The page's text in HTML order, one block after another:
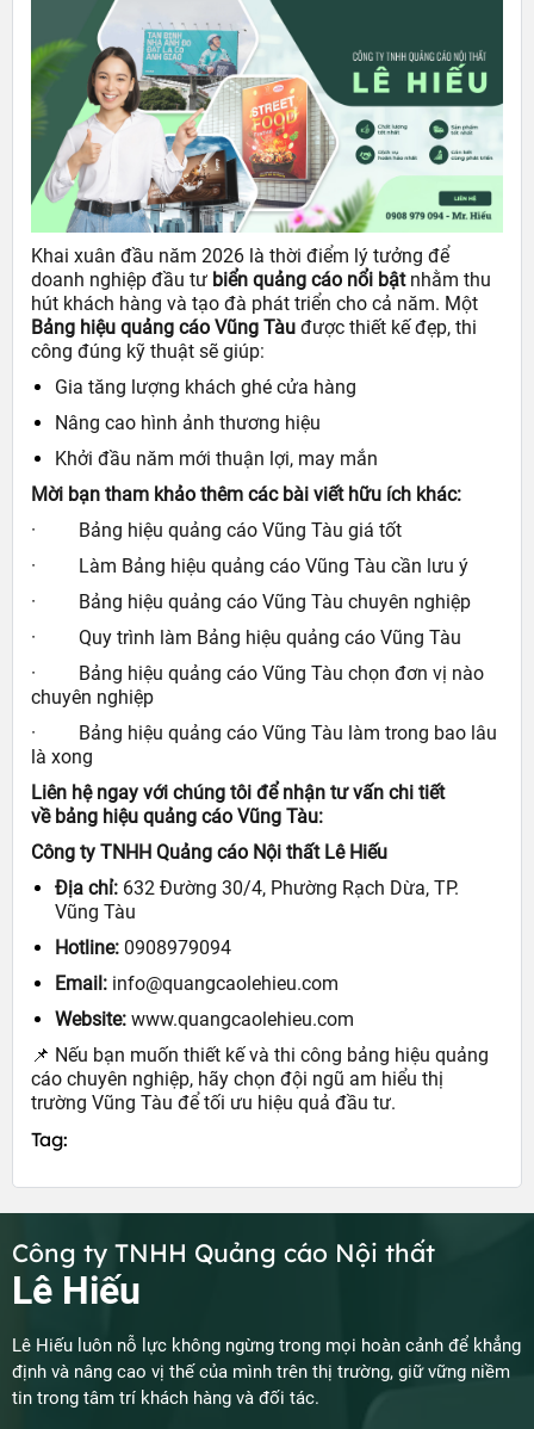
Khai xuân đầu năm 2026 là thời điểm lý tưởng để
doanh nghiệp đầu tư biển quảng cáo nổi bậtnhằm thu
hút khách hàng và tạo đà phát triển cho cả năm. Một
Bảng hiệu quảng cáo Vũng Tàu được thiết kế đẹp, thi
công đúng kỹ thuật sẽ giúp:
Gia tăng lượng khách ghé cửa hàng
Nâng cao hình ảnh thương hiệu
Khởi đầu năm mới thuận lợi, may mắn
Mời bạn tham khảo thêm các bài viết hữu ích khác:
· Bảng hiệu quảng cáo Vũng Tàu giá tốt
· Làm Bảng hiệu quảng cáo Vũng Tàu cần lưu ý
· Bảng hiệu quảng cáo Vũng Tàu chuyên nghiệp
· Quy trình làm Bảng hiệu quảng cáo Vũng Tàu
· Bảng hiệu quảng cáo Vũng Tàu chọn đơn vị nào
chuyên nghiệp
· Bảng hiệu quảng cáo Vũng Tàu làm trong bao lâu
là xong
Liên hệ ngay với chúng tôi để nhận tư vấn chi tiết
về bảng hiệu quảng cáo Vũng Tàu:
Công ty TNHH Quảng cáo Nội thất Lê Hiếu
Địa chỉ: 632 Đường 30/4, Phường Rạch Dừa, TP.
Vũng Tàu
Hotline: 0908979094
Email: info@quangcaolehieu.com
Website: www.quangcaolehieu.com
📌 Nếu bạn muốn thiết kế và thi công bảng hiệu quảng
cáo chuyên nghiệp, hãy chọn đội ngũ am hiểu thị
trường Vũng Tàu để tối ưu hiệu quả đầu tư.
Tag:
Công ty TNHH Quảng cáo Nội thất
Lê Hiếu
Lê Hiếu luôn nỗ lực không ngừng trong mọi hoàn cảnh để khẳng
định và nâng cao vị thế của mình trên thị trường, giữ vững niềm
tin trong tâm trí khách hàng và đối tác.